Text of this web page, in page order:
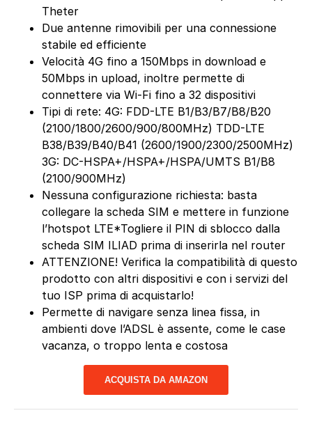
Theter
Due antenne rimovibili per una connessione
stabile ed efficiente
Velocità 4G fino a 150Mbps in download e
50Mbps in upload, inoltre permette di
connettere via Wi-Fi fino a 32 dispositivi
Tipi di rete: 4G: FDD-LTE B1/B3/B7/B8/B20
(2100/1800/2600/900/800MHz) TDD-LTE
B38/B39/B40/B41 (2600/1900/2300/2500MHz)
3G: DC-HSPA+/HSPA+/HSPA/UMTS B1/B8
(2100/900MHz)
Nessuna configurazione richiesta: basta
collegare la scheda SIM e mettere in funzione
l’hotspot LTE*Togliere il PIN di sblocco dalla
scheda SIM ILIAD prima di inserirla nel router
ATTENZIONE! Verifica la compatibilità di questo
prodotto con altri dispositivi e con i servizi del
tuo ISP prima di acquistarlo!
Permette di navigare senza linea fissa, in
ambienti dove l’ADSL è assente, come le case
vacanza, o troppo lenta e costosa
ACQUISTA DA AMAZON